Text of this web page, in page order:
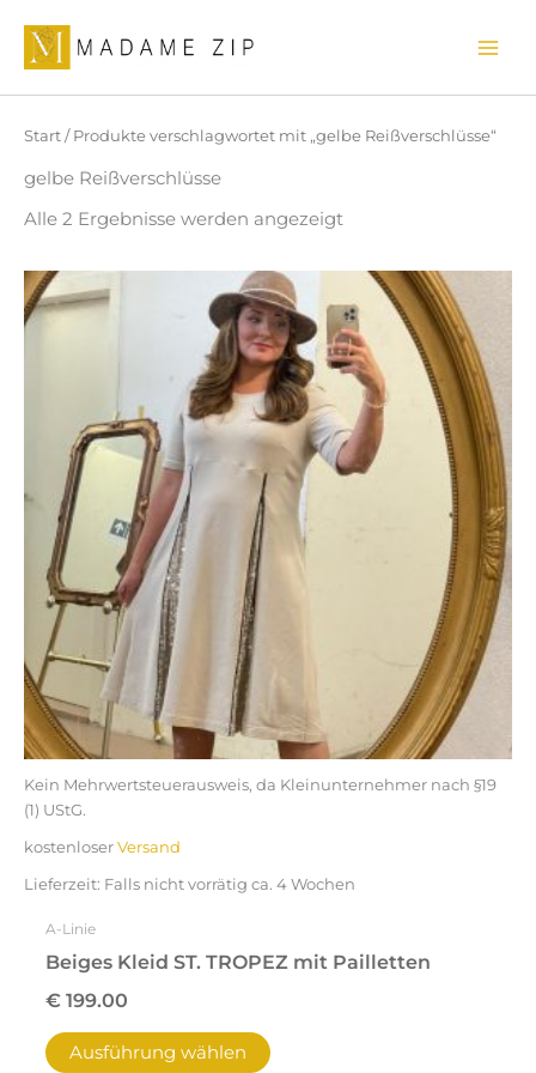
Inhalt
springen
Start/ Produkte verschlagwortet mit „gelbe Reißverschlüsse“
gelbe Reißverschlüsse
Alle 2 Ergebnisse werden angezeigt
Kein Mehrwertsteuerausweis, da Kleinunternehmer nach §19
(1) UStG.
kostenloserVersand
Lieferzeit: Falls nicht vorrätig ca. 4 Wochen
A-Linie
Beiges Kleid ST. TROPEZ mit Pailletten
€199.00
Ausführung wählen
Dieses
Produkt
weist
mehrere
Varianten
auf.
Die
Optionen
können
auf